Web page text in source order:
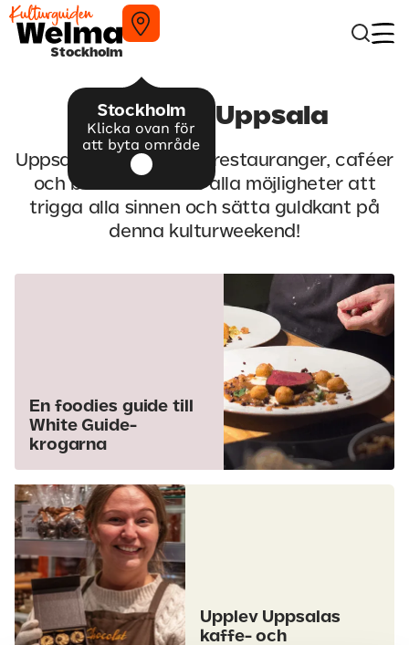
Stockholm
Stockholm
Klicka ovan för
att byta område
Äta gott i Uppsala
Uppsala kryllar av bra restauranger, caféer
och barer. Här finns alla möjligheter att
trigga alla sinnen och sätta guldkant på
denna kulturweekend!
En foodies guide till
White Guide-
krogarna
Upplev Uppsalas
kaffe- och